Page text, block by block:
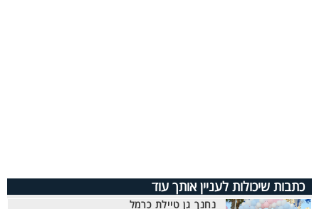
כתבות שיכולות לעניין אותך עוד
נחנך גן טיילת כרמל